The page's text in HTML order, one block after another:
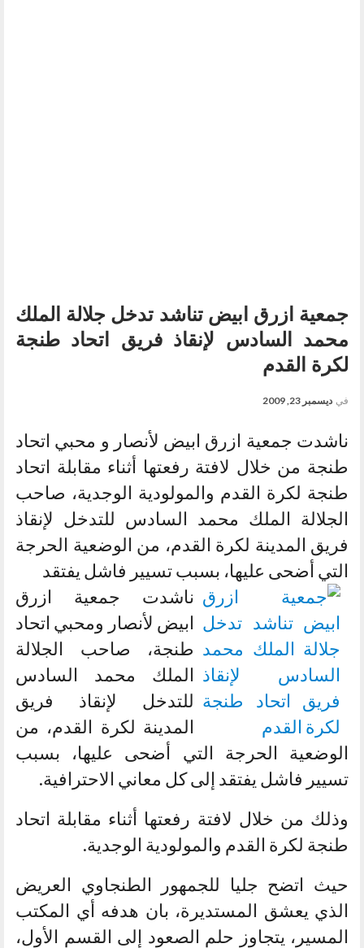
جمعية ازرق ابيض تناشد تدخل جلالة الملك
محمد السادس لإنقاذ فريق اتحاد طنجة
لكرة القدم
في ديسمبر 23, 2009
ناشدت جمعية ازرق ابيض لأنصار و محبي اتحاد
طنجة من خلال لافتة رفعتها أثناء مقابلة اتحاد
طنجة لكرة القدم والمولودية الوجدية، صاحب
الجلالة الملك محمد السادس للتدخل لإنقاذ
فريق المدينة لكرة القدم، من الوضعية الحرجة
التي أضحى عليها، بسبب تسيير فاشل يفتقد
ناشدت جمعية ازرق
ابيض لأنصار ومحبي اتحاد
طنجة، صاحب الجلالة
الملك محمد السادس
للتدخل لإنقاذ فريق
المدينة لكرة القدم، من
الوضعية الحرجة التي أضحى عليها، بسبب
تسيير فاشل يفتقد إلى كل معاني الاحترافية.
وذلك من خلال لافتة رفعتها أثناء مقابلة اتحاد
طنجة لكرة القدم والمولودية الوجدية.
حيث اتضح جليا للجمهور الطنجاوي العريض
الذي يعشق المستديرة، بان هدفه أي المكتب
المسير، يتجاوز حلم الصعود إلى القسم الأول،